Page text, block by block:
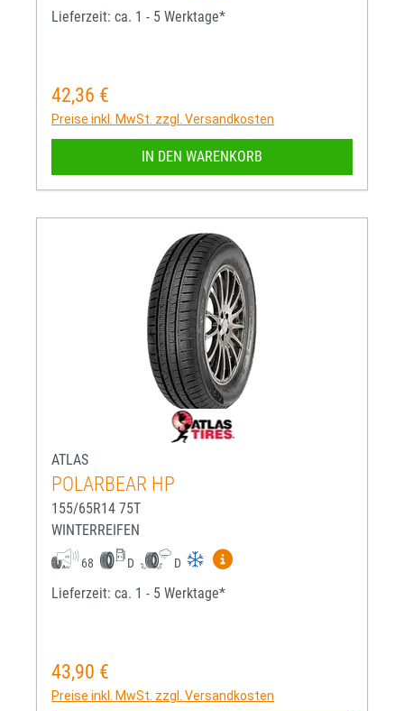
Lieferzeit: ca. 1 - 5 Werktage*
Regulärer Preis:
42,36 €
Preise inkl. MwSt. zzgl. Versandkosten
IN DEN WARENKORB
ATLAS
POLARBEAR HP
155/65R14 75T
WINTERREIFEN
68 D D
Mehr Informationen zum
Lieferzeit: ca. 1 - 5 Werktage*
Regulärer Preis:
43,90 €
Preise inkl. MwSt. zzgl. Versandkosten